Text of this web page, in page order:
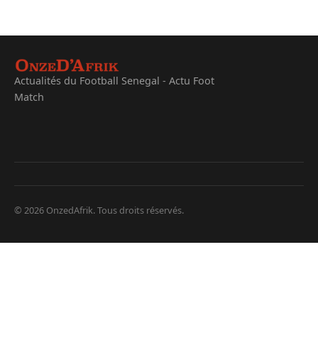
Actualités du Football Senegal - Actu Foot
Match
© 2026 OnzedAfrik. Tous droits réservés.